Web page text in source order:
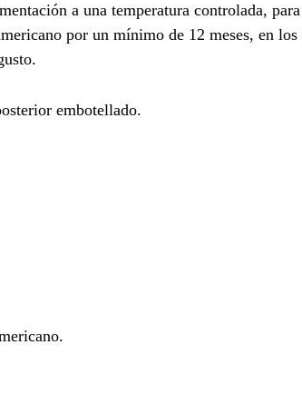
a una temperatura controlada,
por un mínimo de 12 meses, en
embotellado.